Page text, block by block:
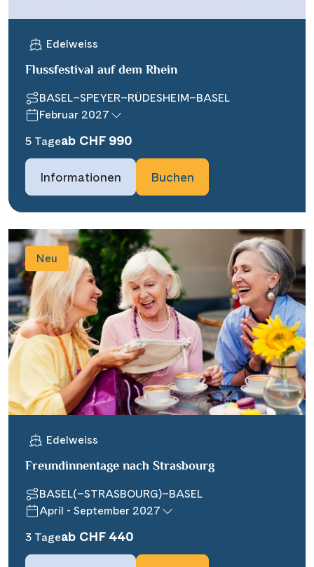
Edelweiss
Flussfestival auf dem Rhein
BASEL–SPEYER–RÜDESHEIM–BASEL
Februar 2027
5 Tageab CHF 990
Informationen Buchen
Neu
Edelweiss
Freundinnentage nach Strasbourg
BASEL(–STRASBOURG)–BASEL
April - September 2027
3 Tageab CHF 440